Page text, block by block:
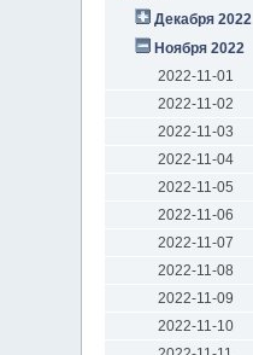
Декабря 2022
Ноября 2022
2022-11-01
2022-11-02
2022-11-03
2022-11-04
2022-11-05
2022-11-06
2022-11-07
2022-11-08
2022-11-09
2022-11-10